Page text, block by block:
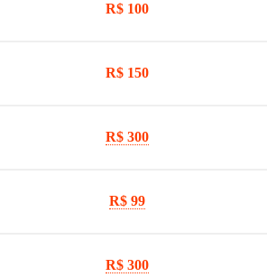
R$ 100
R$ 150
R$ 300
R$ 99
R$ 300